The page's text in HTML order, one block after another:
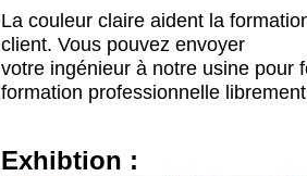
La couleur claire aident la
client. Vous pouvez envoyer
votre ingénieur à notre usine pour
formation professionnelle
Exhibtion :